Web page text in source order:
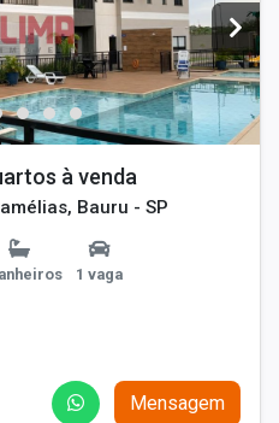
à venda
Bauru - SP
1 vaga
Mensagem